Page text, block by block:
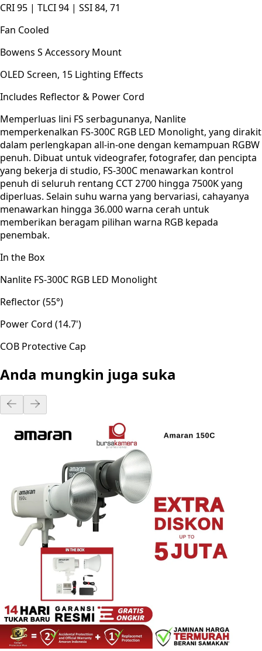
CRI 95 | TLCI 94 | SSI 84, 71
Fan Cooled
Bowens S Accessory Mount
OLED Screen, 15 Lighting Effects
Includes Reflector & Power Cord
Memperluas lini FS serbagunanya, Nanlite
memperkenalkan FS-300C RGB LED Monolight, yang dirakit
dalam perlengkapan all-in-one dengan kemampuan RGBW
penuh. Dibuat untuk videografer, fotografer, dan pencipta
yang bekerja di studio, FS-300C menawarkan kontrol
penuh di seluruh rentang CCT 2700 hingga 7500K yang
diperluas. Selain suhu warna yang bervariasi, cahayanya
menawarkan hingga 36.000 warna cerah untuk
memberikan beragam pilihan warna RGB kepada
penembak.
In the Box
Nanlite FS-300C RGB LED Monolight
Reflector (55°)
Power Cord (14.7')
COB Protective Cap
Anda mungkin juga suka